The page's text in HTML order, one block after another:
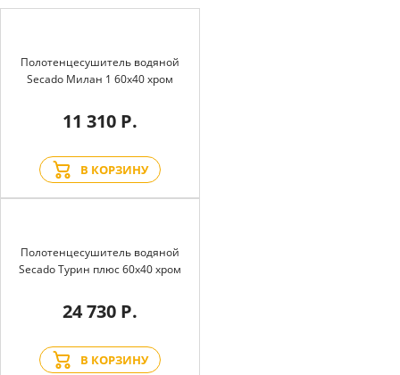
Полотенцесушитель водяной
Secado Милан 1 60x40 хром
11 310 Р.
В КОРЗИНУ
Полотенцесушитель водяной
Secado Турин плюс 60x40 хром
24 730 Р.
В КОРЗИНУ